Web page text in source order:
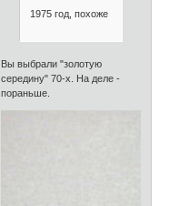
1975 год, похоже
Вы выбрали "золотую
середину" 70-х. На деле -
пораньше.